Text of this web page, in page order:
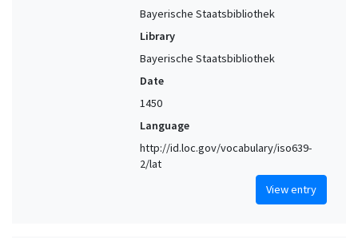
Bayerische Staatsbibliothek
Library
Bayerische Staatsbibliothek
Date
1450
Language
http://id.loc.gov/vocabulary/iso639-
2/lat
View entry